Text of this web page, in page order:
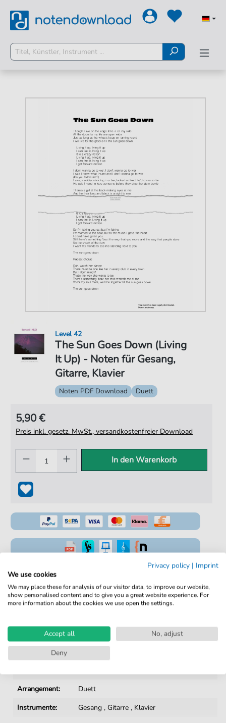
The Sun Goes Down (Living
It Up) - Noten für Gesang,
Gitarre, Klavier
Level 42
Noten PDF Download Duett
5,90 €
Preis inkl. gesetz. MwSt., versandkostenfreier Download
In den Warenkorb
Von Musikern geprüft
Kein Abo. Fairer Einzelkauf.
Details
Arrangement:
Duett
Instrumente:
Gesang ,Gitarre , Klavier
Privacy policy | Imprint
We use cookies
We may place these for analysis of our visitor data, to improve our website,
show personalised content and to give you a great website experience. For
more information about the cookies we use open the settings.
Accept all
No, adjust
Deny